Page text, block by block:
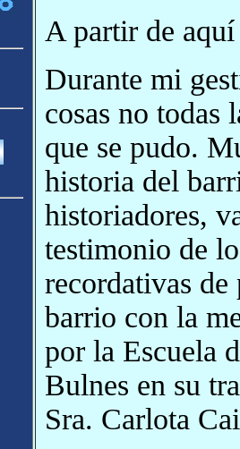
A partir de
Durante mi
cosas no todas
que se pudo.
historia del
historiadores,
testimonio de
recordativas de
barrio con la
por la Escuela
Bulnes en su
Sra. Carlota